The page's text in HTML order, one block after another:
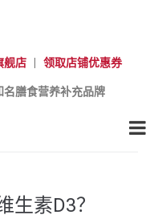
舰店 领取店铺优惠券
名膳食营养补充品牌
生素D3？